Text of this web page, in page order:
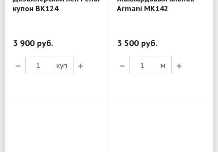
купон BK124
3 900 руб.
куп
Armani MK142
3 500 руб.
м